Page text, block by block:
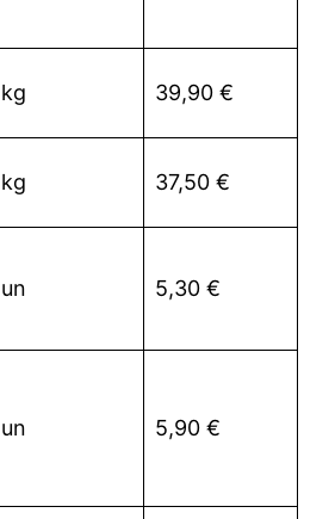
kg 39,90 €
kg 37,50 €
un 5,30 €
un 5,90 €